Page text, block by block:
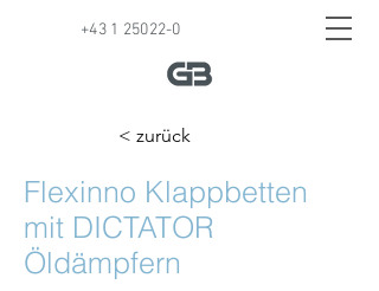
+43 1 25022-0
< zurück
Flexinno Klappbetten
mit DICTATOR
Öldämpfern